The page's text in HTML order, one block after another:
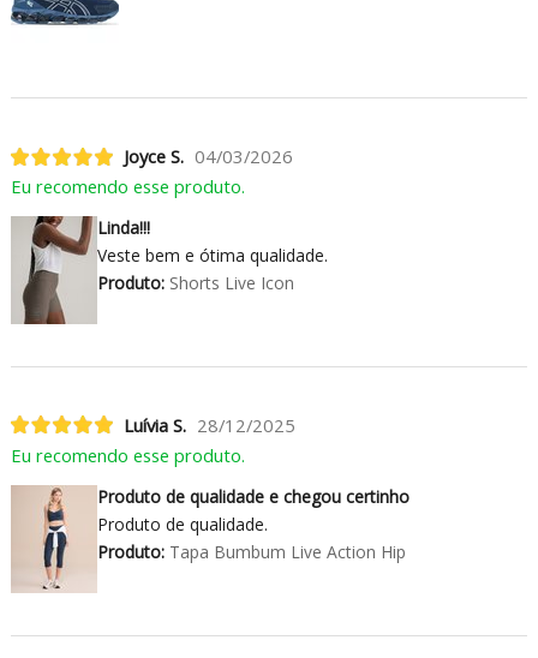
Joyce S. 04/03/2026
Eu recomendo esse produto.
Linda!!!
Veste bem e ótima qualidade.
Produto:Shorts Live Icon
Luívia S. 28/12/2025
Eu recomendo esse produto.
Produto de qualidade e chegou certinho
Produto de qualidade.
Produto:Tapa Bumbum Live Action Hip